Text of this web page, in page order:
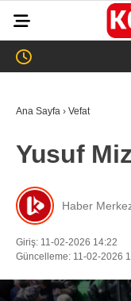
ASAYİŞ
EĞİTİM
SAĞLIK
EKONOMİ
SPOR
Ana Sayfa › Vefat
Yusuf
Haber
Giriş: 11-02-2026 14:22
Güncelleme: 11-02-2026